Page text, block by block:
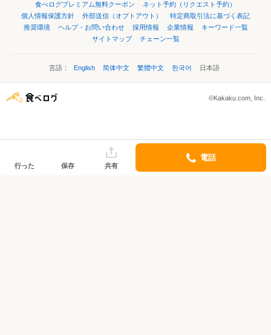
食べログプレミアム無料クーポン
ネット予約（リクエスト予約）
個人情報保護方針
外部送信（オプトアウト）
特定商取引法に基づく表記
推奨環境
ヘルプ・お問い合わせ 採用情報 企業情報
キーワード一覧
サイトマップ
チェーン一覧
言語： English 简体中文 繁體中文 한국어 日本語
©Kakaku.com, Inc.
行った 保存 共有
電話